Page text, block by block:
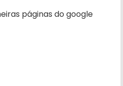
páginas do google